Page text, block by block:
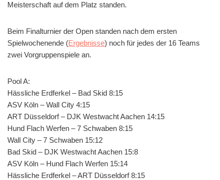
Meisterschaft auf dem Platz standen.
Beim Finalturnier der Open standen nach dem ersten
Spielwochenende (Ergebnisse) noch für jedes der 16 Teams
zwei Vorgruppenspiele an.
Pool A:
Hässliche Erdferkel – Bad Skid 8:15
ASV Köln – Wall City 4:15
ART Düsseldorf – DJK Westwacht Aachen 14:15
Hund Flach Werfen – 7 Schwaben 8:15
Wall City – 7 Schwaben 15:12
Bad Skid – DJK Westwacht Aachen 15:8
ASV Köln – Hund Flach Werfen 15:14
Hässliche Erdferkel – ART Düsseldorf 8:15